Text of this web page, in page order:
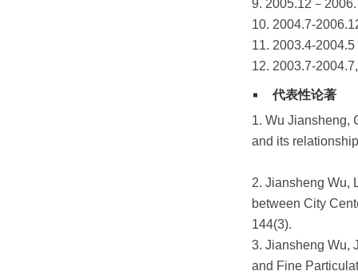
9. 2005.12－
10. 2004.7-
11. 2003.4-
12. 2003.7-
代表性论著
1. Wu Jiansheng,
and its
2. Jiansheng Wu,
between City
144(3).
3. Jiansheng Wu,
and Fine